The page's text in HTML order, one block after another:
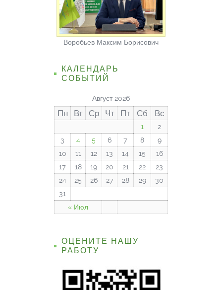
Воробьев Максим Борисович
КАЛЕНДАРЬ
СОБЫТИЙ
Август 2026
Пн Вт Ср Чт Пт Сб Вс
« Июл
1
2
3
4 5 6 7 8
9
10
11 12 13 14 15
16
17
18 19 20 21 22
23
24
25 26 27 28 29
30
31
ОЦЕНИТЕ НАШУ
РАБОТУ